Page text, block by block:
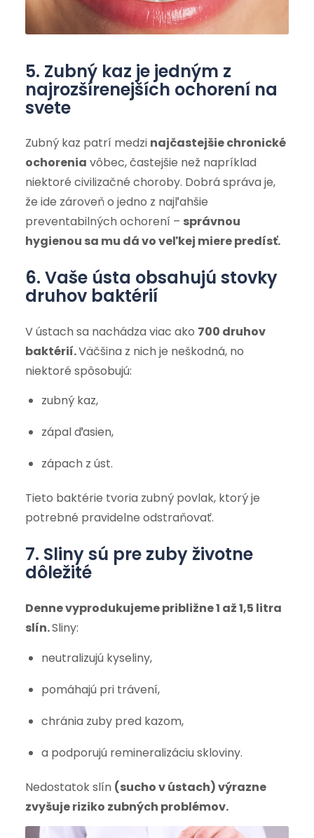
5. Zubný kaz je jedným z
najrozšírenejších ochorení na
svete
Zubný kaz patrí medzi najčastejšie chronické
ochorenia vôbec, častejšie než napríklad
niektoré civilizačné choroby. Dobrá správa je,
že ide zároveň o jedno z najľahšie
preventabilných ochorení – správnou
hygienou sa mu dá vo veľkej miere predísť.
6. Vaše ústa obsahujú stovky
druhov baktérií
V ústach sa nachádza viac ako 700 druhov
baktérií.Väčšina z nich je neškodná, no
niektoré spôsobujú:
zubný kaz,
zápal ďasien,
zápach z úst.
Tieto baktérie tvoria zubný povlak, ktorý je
potrebné pravidelne odstraňovať.
7. Sliny sú pre zuby životne
dôležité
Denne vyprodukujeme približne 1 až 1,5 litra
slín.Sliny:
neutralizujú kyseliny,
pomáhajú pri trávení,
chránia zuby pred kazom,
a podporujú remineralizáciu skloviny.
Nedostatok slín (sucho v ústach) výrazne
zvyšuje riziko zubných problémov.